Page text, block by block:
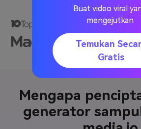
Mengapa
generator
Buat video viral
mengejutkan
Temukan
Gratis